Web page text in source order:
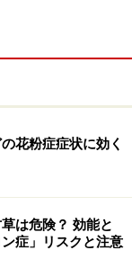
他当社と契約した
次のページへ
花粉症症状に効く
は危険？ 効能と
症」リスクと注意